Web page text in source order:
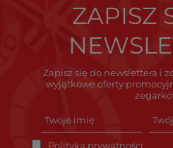
ZAPISZ
Zapisz się do newslettera i
wyjątkowe oferty
Polityka prywatności